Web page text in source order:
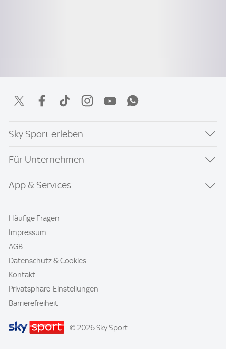
Sky Sport erleben
Für Unternehmen
App & Services
Häufige Fragen
Impressum
AGB
Datenschutz & Cookies
Kontakt
Privatsphäre-Einstellungen
Barrierefreiheit
© 2026 Sky Sport